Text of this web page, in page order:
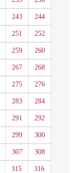
243 244
251 252
259 260
267 268
275 276
283 284
291 292
299 300
307 308
315 316